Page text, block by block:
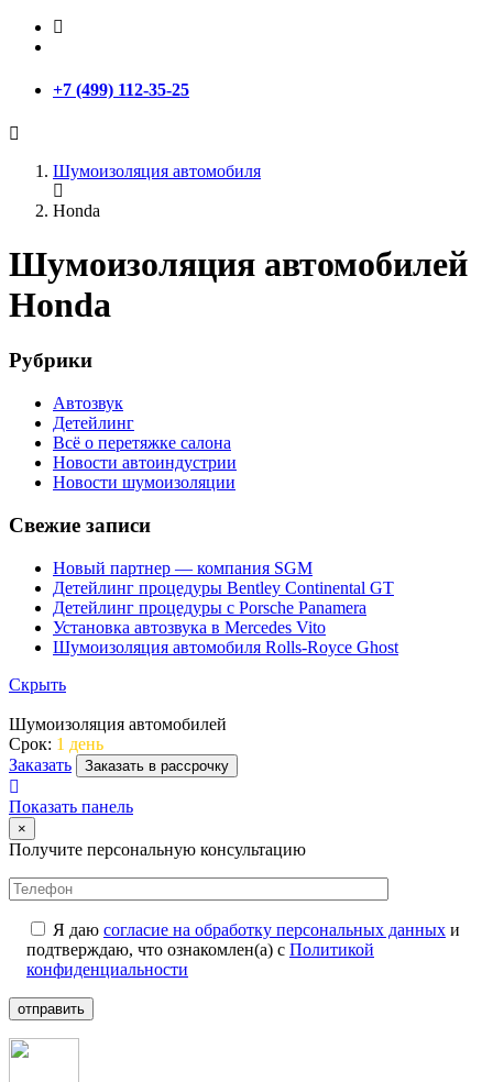
+7 (499) 112-35-25
Шумоизоляция автомобиля
Honda
Шумоизоляция автомобилей
Honda
Рубрики
Автозвук
Детейлинг
Всё о перетяжке салона
Новости автоиндустрии
Новости шумоизоляции
Свежие записи
Новый партнер — компания SGM
Детейлинг процедуры Bentley Continental GT
Детейлинг процедуры с Porsche Panamera
Установка автозвука в Mercedes Vito
Шумоизоляция автомобиля Rolls-Royce Ghost
Скрыть
Шумоизоляция автомобилей
Срок: 1 день
Заказать
Заказать в рассрочку
Показать панель
×
Получите персональную консультацию
Я даю согласие на обработку персональных данных и
подтверждаю, что ознакомлен(а) с Политикой
конфиденциальности
отправить